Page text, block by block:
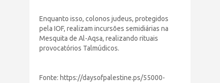
Enquanto isso, colonos judeus, protegidos
pela IOF, realizam incursões semidiárias na
Mesquita de Al-Aqsa, realizando rituais
provocatórios Talmúdicos.
Fonte: https://daysofpalestine.ps/55000-